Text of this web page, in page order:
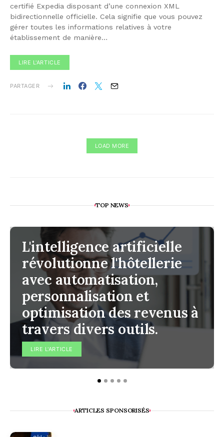
certifié Expedia disposant d’une connexion XML
bidirectionnelle officielle. Cela signifie que vous pouvez
gérer toutes les informations relatives à votre
établissement de manière…
LIRE L'ARTICLE
PARTAGER
LOAD MORE
TOP NEWS
L'intelligence artificielle
révolutionne l'hôtellerie
avec automatisation,
personnalisation et
optimisation des revenus à
travers divers outils.
LIRE L'ARTICLE
ARTICLES SPONSORISÉS